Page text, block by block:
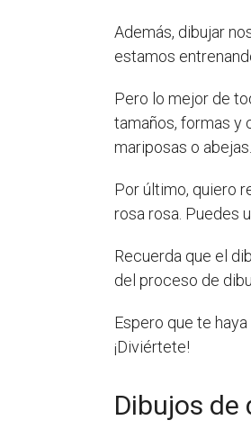
Además, dibujar
estamos
Pero lo mejor de
tamaños, formas y
mariposas o
Por último, quiero
rosa rosa. Puedes
Recuerda que el
del proceso de
Espero que te
¡Diviértete!
Dibujos